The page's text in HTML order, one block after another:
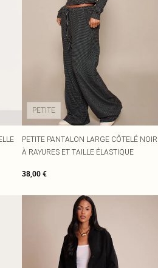
PETITE
PETITE PANTALON LARGE CÔTELÉ NOIR
À RAYURES ET TAILLE ÉLASTIQUE
38,00 €